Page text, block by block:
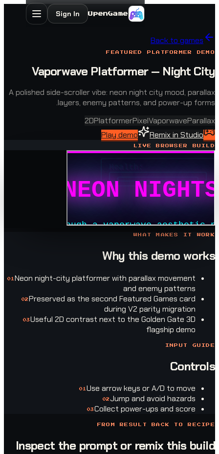
OpenGame
Sign In
Back to
FEATURED
Vaporwave Platformer —
A polished side-scroller vibe: neon night city
layers, enemy patterns, and
2DPlatformerPixel
Play demo
Remix in
LIVE
WHAT
Why this
01 Neon night-city platformer with parallax
and enemy
0 2Preserved as the second Featured Games
during V2 parity
0
Useful 2D contrast next to the Golden
flagship
01 Use arrow keys or A/D to
02 Jump and avoid
0 3Collect power-ups and
FROM RESULT BACK
Inspect the prompt or remix